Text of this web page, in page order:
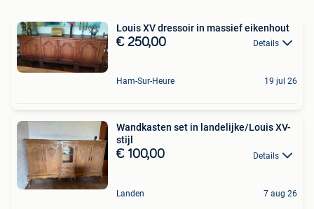
Louis XV dressoir in massief eikenhout
€ 250,00 Details
Ham-Sur-Heure 19 jul 26
Wandkasten set in landelijke/Louis XV-
stijl
€ 100,00 Details
Landen 7 aug 26